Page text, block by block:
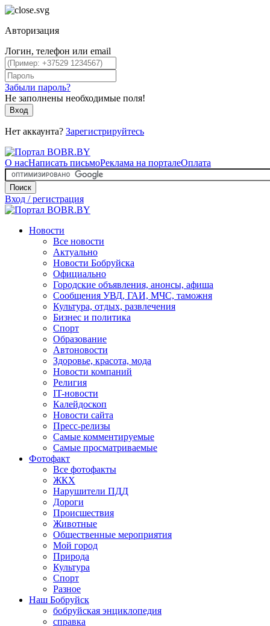
Авторизация
Логин, телефон или email
Забыли пароль?
Не заполнены необходимые поля!
Вход
Нет аккаунта? Зарегистрируйтесь
О насНаписать письмоРеклама на порталеОплата
Поиск
Вход / регистрация
Новости
Все новости
Актуально
Новости Бобруйска
Официально
Городские объявления, анонсы, афиша
Сообщения УВД, ГАИ, МЧС, таможня
Культура, отдых, развлечения
Бизнес и политика
Спорт
Образование
Автоновости
Здоровье, красота, мода
Новости компаний
Религия
IT-новости
Калейдоскоп
Новости сайта
Пресс-релизы
Самые комментируемые
Самые просматриваемые
Фотофакт
Все фотофакты
ЖКХ
Нарушители ПДД
Дороги
Происшествия
Животные
Общественные мероприятия
Мой город
Природа
Культура
Спорт
Разное
Наш Бобруйск
бобруйская энциклопедия
справка